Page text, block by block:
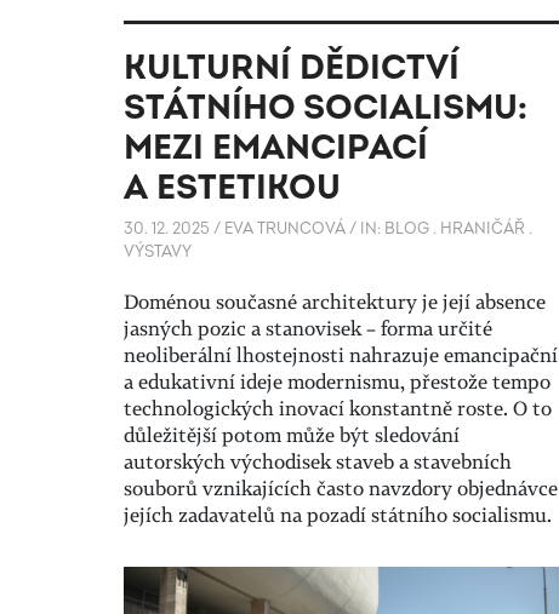
KULTURNÍ DĚDICTVÍ
STÁTNÍHO SOCIALISMU:
MEZI EMANCIPACÍ
A ESTETIKOU
30. 12. 2025 / EVA TRUNCOVÁ/ IN: BLOG . HRANIČÁŘ .
VÝSTAVY
Doménou současné architektury je její absence
jasných pozic a stanovisek – forma určité
neoliberální lhostejnosti nahrazuje emancipační
a edukativní ideje modernismu, přestože tempo
technologických inovací konstantně roste. O to
důležitější potom může být sledování
autorských východisek staveb a stavebních
souborů vznikajících často navzdory objednávce
jejích zadavatelů na pozadí státního socialismu.